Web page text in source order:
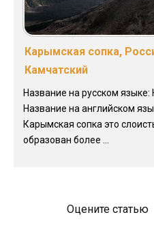
Карымская сопка,
Камчатский
Название на русском
Название на английском
Карымская сопка это
образован более ...
Оцените статью